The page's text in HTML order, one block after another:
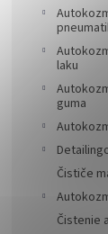
laku
guma
Čističe
Čistenie